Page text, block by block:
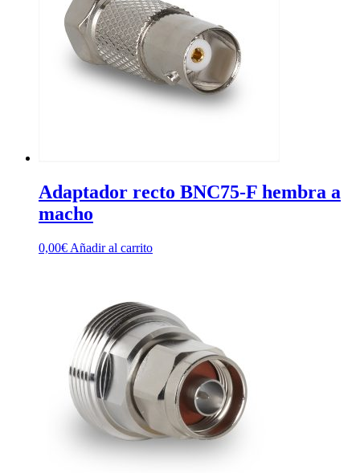
Adaptador recto BNC75-F hembra a
macho
0,00€ Añadir al carrito